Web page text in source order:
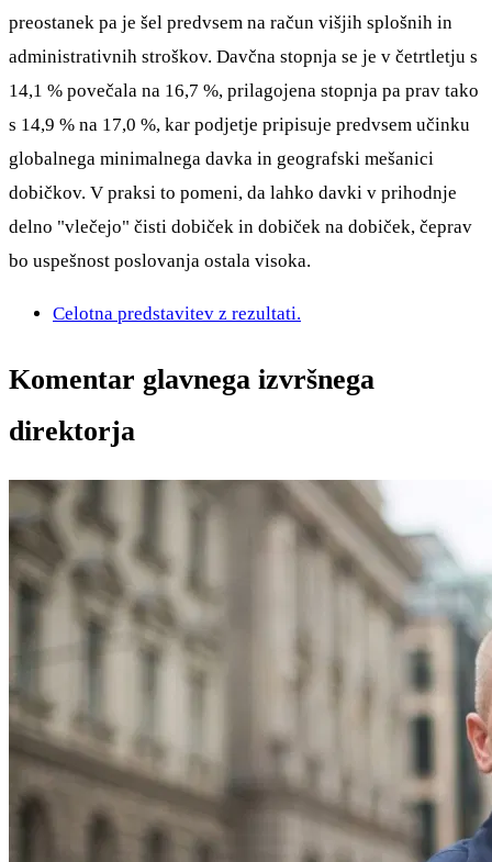
preostanek pa je šel predvsem na račun višjih splošnih in
administrativnih stroškov. Davčna stopnja se je v četrtletju s
14,1 % povečala na 16,7 %, prilagojena stopnja pa prav tako
s 14,9 % na 17,0 %, kar podjetje pripisuje predvsem učinku
globalnega minimalnega davka in geografski mešanici
dobičkov. V praksi to pomeni, da lahko davki v prihodnje
delno "vlečejo" čisti dobiček in dobiček na dobiček, čeprav
bo uspešnost poslovanja ostala visoka.
Celotna predstavitev z rezultati.
Komentar glavnega izvršnega
direktorja